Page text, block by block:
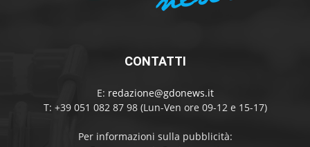
CONTATTI
E: redazione@gdonews.it
T: +39 051 082 87 98 (Lun-Ven ore 09-12 e 15-17)
Per informazioni sulla pubblicità: